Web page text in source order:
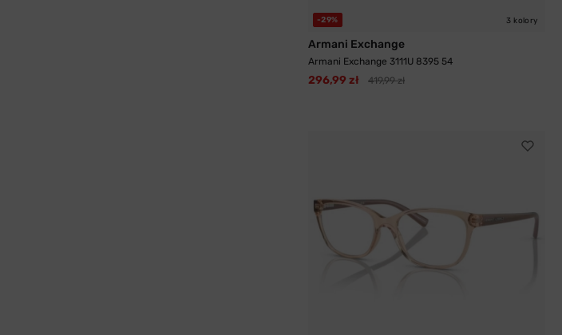
-29% 3 kolory
Armani Exchange
Armani Exchange 3111U 8395 54
296,99 zł 419,99 zł